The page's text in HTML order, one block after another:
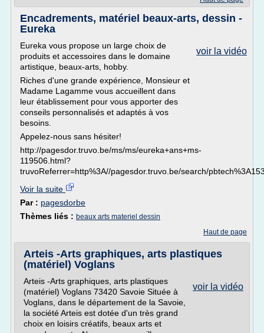
Encadrements, matériel beaux-arts, dessin -
Eureka
voir la vidéo
Eureka vous propose un large choix de
produits et accessoires dans le domaine
artistique, beaux-arts, hobby.
Riches d'une grande expérience, Monsieur et
Madame Lagamme vous accueillent dans
leur établissement pour vous apporter des
conseils personnalisés et adaptés à vos
besoins.
Appelez-nous sans hésiter!
http://pagesdor.truvo.be/ms/ms/eureka+ans+ms-
119506.html?
truvoReferrer=http%3A//pagesdor.truvo.be/search/
Voir la suite
Par : pagesdorbe
Thèmes liés : beaux arts materiel dessin
Haut de page
Arteis -Arts graphiques, arts plastiques
(matériel) Voglans
voir la vidéo
Arteis -Arts graphiques, arts plastiques
(matériel) Voglans 73420 Savoie Située à
Voglans, dans le département de la Savoie,
la société Arteis est dotée d'un très grand
choix en loisirs créatifs, beaux arts et